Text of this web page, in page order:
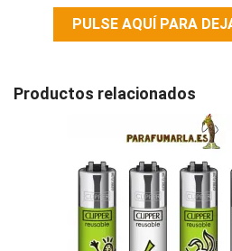
PULSE AQUÍ PARA
Productos relacionados